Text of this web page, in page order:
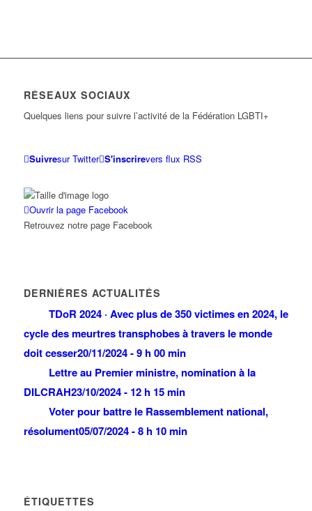
RÉSEAUX SOCIAUX
Quelques liens pour suivre l’activité de la Fédération LGBTI+
Suivresur Twitter S'inscrirevers flux RSS
Ouvrir la page Facebook
Retrouvez notre page Facebook
DERNIÈRES ACTUALITÉS
TDoR 2024 · Avec plus de 350 victimes en 2024, le
cycle des meurtres transphobes à travers le monde
doit cesser20/11/2024 - 9 h 00 min
Lettre au Premier ministre, nomination à la
DILCRAH23/10/2024 - 12 h 15 min
Voter pour battre le Rassemblement national,
résolument05/07/2024 - 8 h 10 min
ÉTIQUETTES